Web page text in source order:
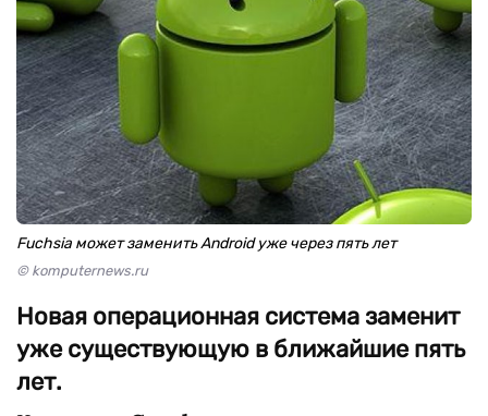
Fuchsia может заменить Android уже через пять лет
© komputernews.ru
Новая операционная система заменит
уже существующую в ближайшие пять
лет.